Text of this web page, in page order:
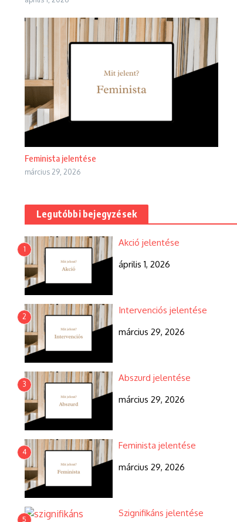
Feminista jelentése
március 29, 2026
Legutóbbi bejegyzések
1
Akció jelentése
április 1, 2026
2
Intervenciós jelentése
március 29, 2026
3
Abszurd jelentése
március 29, 2026
4
Feminista jelentése
március 29, 2026
5
Szignifikáns jelentése